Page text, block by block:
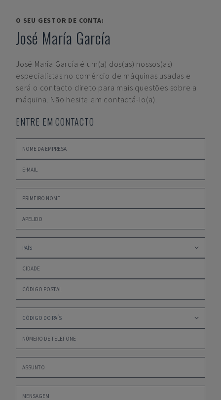
O SEU GESTOR DE CONTA:
José María García
José María García é um(a) dos(as) nossos(as)
especialistas no comércio de máquinas usadas e
será o contacto direto para mais questões sobre a
máquina. Não hesite em contactá-lo(a).
ENTRE EM CONTACTO